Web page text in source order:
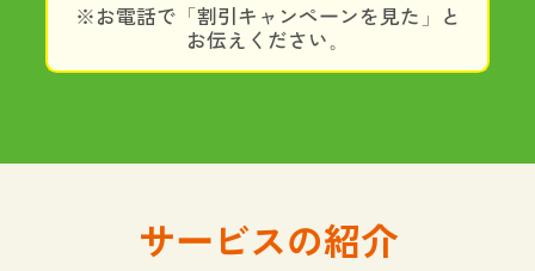
※お電話で「割引キャンペーンを見た」と
お伝えください。
サービスの紹介